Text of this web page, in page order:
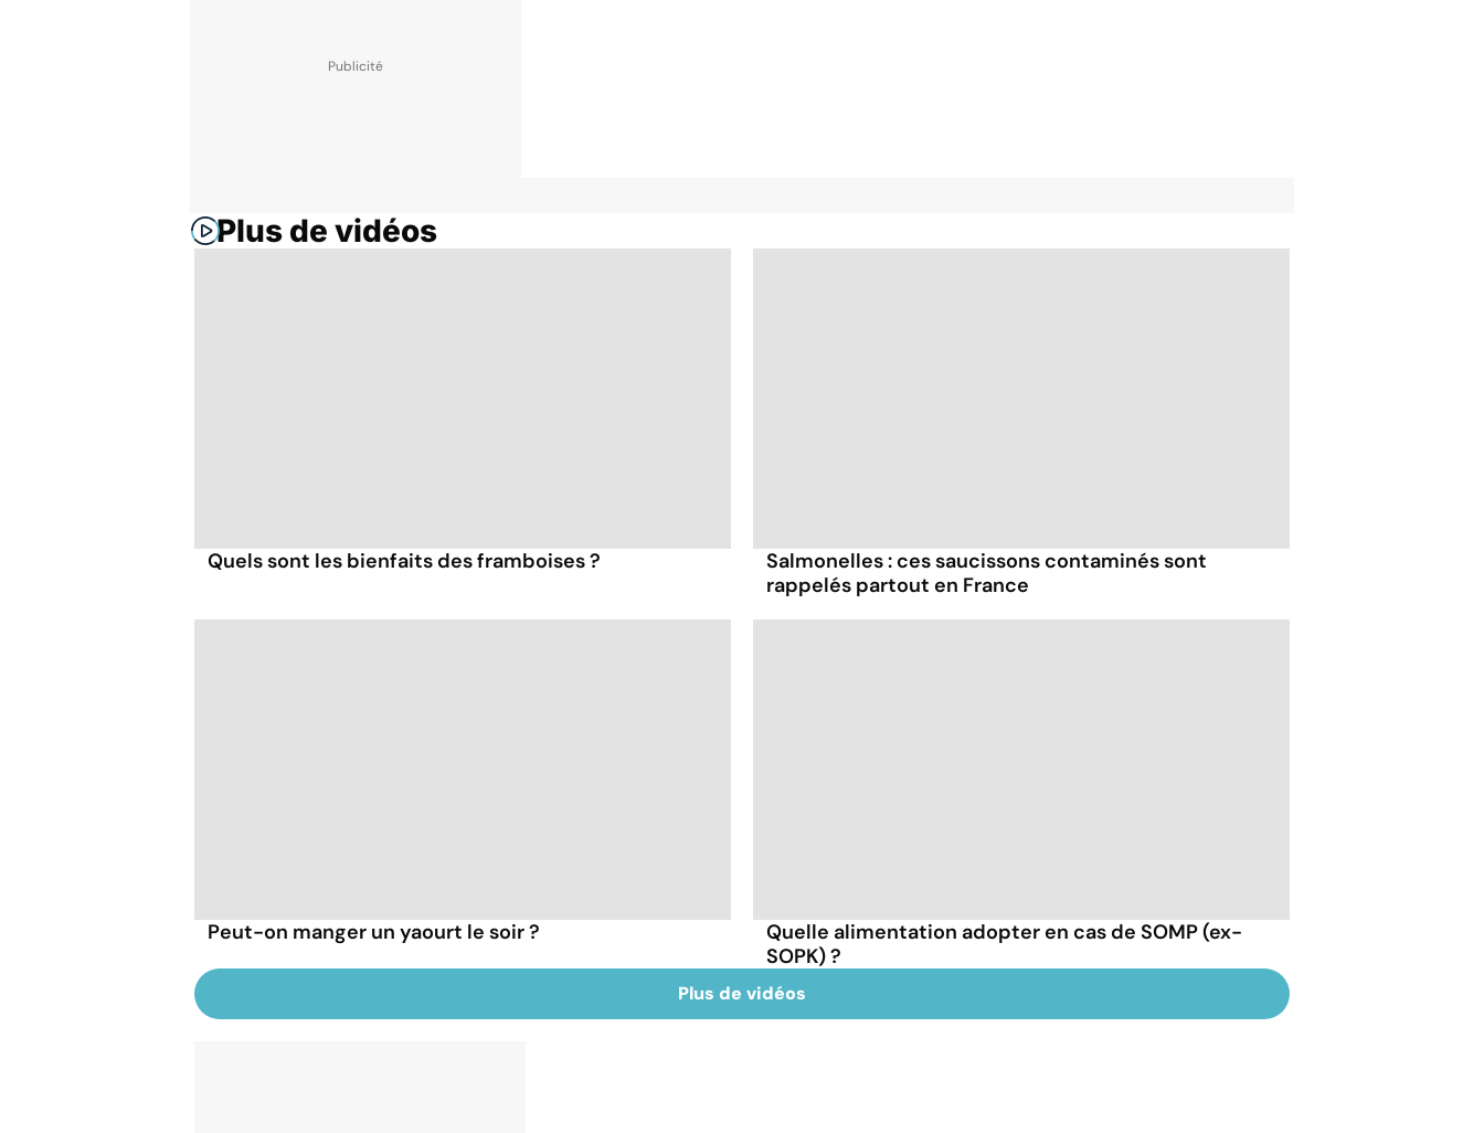
Plus de vidéos
Quels sont les bienfaits des framboises ?
Salmonelles : ces saucissons contaminés sont
rappelés partout en France
Peut-on manger un yaourt le soir ?
Quelle alimentation adopter en cas de SOMP (ex-
SOPK) ?
Plus de vidéos